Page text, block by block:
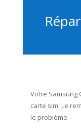
Votre Samsung
carte sim. Le
le problème.